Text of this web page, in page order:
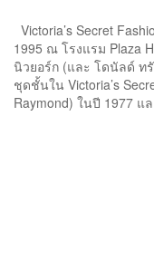
Victoria’s Secret
1995 ณ โรงแรม Plaza
นิวยอร์ก (และ โดนัลด์ ท
ชุดชั้นใน Victoria’s
Raymond) ในปี 1977